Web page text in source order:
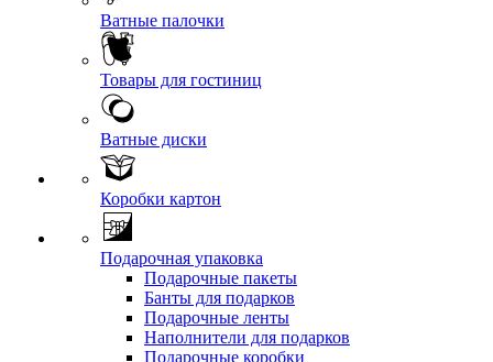
Ватные палочки
Товары для гостиниц
Ватные диски
Коробки картон
Подарочная упаковка
Подарочные пакеты
Банты для подарков
Подарочные ленты
Наполнители для подарков
Подарочные коробки